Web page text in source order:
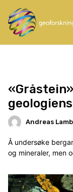
Andreas
Å undersøke
og mineraler, men